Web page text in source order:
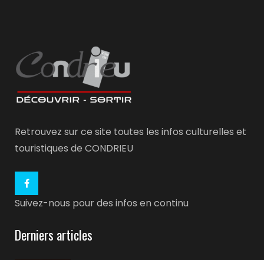
Retrouvez sur ce site toutes les infos culturelles et
touristiques de CONDRIEU
Suivez-nous pour des infos en continu
Derniers articles